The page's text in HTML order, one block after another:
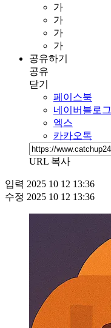
가
가
가
가
공유하기
공유
닫기
페이스북
네이버블로그
엑스
카카오톡
URL 복사
입력 2025 10 12 13:36
수정 2025 10 12 13:36